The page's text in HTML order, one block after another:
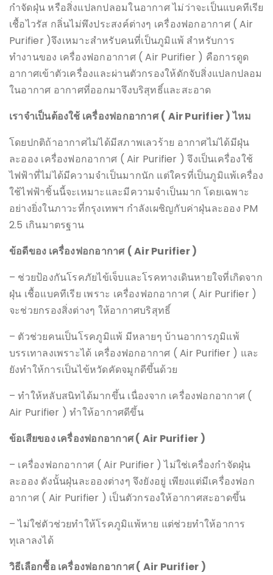
กำจัดฝุ่น หรือสิ่งแปลกปลอมในอากาศ ไม่ว่าจะเป็นแบคทีเรีย
เชื้อไวรัส กลิ่นไม่พึงประสงค์ต่างๆ เครื่องฟอกอากาศ ( Air
Purifier )จึงเหมาะสำหรับคนที่เป็นภูมิแพ้ สำหรับการ
ทำงานของ เครื่องฟอกอากาศ ( Air Purifier ) คือการดูด
อากาศเข้าตัวเครื่องและผ่านตัวกรองให้ดักจับสิ่งแปลกปลอม
ในอากาศ อากาศที่ออกมาจึงบริสุทธิ์และสะอาด
เราจำเป็นต้องใช้ เครื่องฟอกอากาศ ( Air Purifier ) ไหม
โดยปกติถ้าอากาศไม่ได้มีสภาพเลวร้าย อากาศไม่ได้มีฝุ่น
ละออง เครื่องฟอกอากาศ ( Air Purifier ) จึงเป็นเครื่องใช้
ไฟฟ้าที่ไม่ได้มีความจำเป็นมากนัก แต่ใครที่เป็นภูมิแพ้เครื่อง
ใช้ไฟฟ้าชิ้นนี้จะเหมาะและมีความจำเป็นมาก โดยเฉพาะ
อย่างยิ่งในภาวะที่กรุงเทพฯ กำลังเผชิญกับค่าฝุ่นละออง PM
2.5 เกินมาตรฐาน
ข้อดีของ เครื่องฟอกอากาศ ( Air Purifier )
– ช่วยป้องกันโรคภัยไข้เจ็บและโรคทางเดินหายใจที่เกิดจาก
ฝุ่น เชื้อแบคทีเรีย เพราะ เครื่องฟอกอากาศ ( Air Purifier )
จะช่วยกรองสิ่งต่างๆ ให้อากาศบริสุทธิ์
– ตัวช่วยคนเป็นโรคภูมิแพ้ มีหลายๆ บ้านอาการภูมิแพ้
บรรเทาลงเพราะได้ เครื่องฟอกอากาศ ( Air Purifier ) และ
ยังทำให้การเป็นไข้หวัดคัดจมูกดีขึ้นด้วย
– ทำให้หลับสนิทได้มากขึ้น เนื่องจาก เครื่องฟอกอากาศ (
Air Purifier ) ทำให้อากาศดีขึ้น
ข้อเสียของ เครื่องฟอกอากาศ( Air Purifier )
– เครื่องฟอกอากาศ ( Air Purifier ) ไม่ใช่เครื่องกำจัดฝุ่น
ละออง ดังนั้นฝุ่นละอองต่างๆ จึงยังอยู่ เพียงแต่มีเครื่องฟอก
อากาศ ( Air Purifier ) เป็นตัวกรองให้อากาศสะอาดขึ้น
– ไม่ใช่ตัวช่วยทำให้โรคภูมิแพ้หาย แต่ช่วยทำให้อาการ
ทุเลาลงได้
วิธีเลือกซื้อ เครื่องฟอกอากาศ ( Air Purifier )